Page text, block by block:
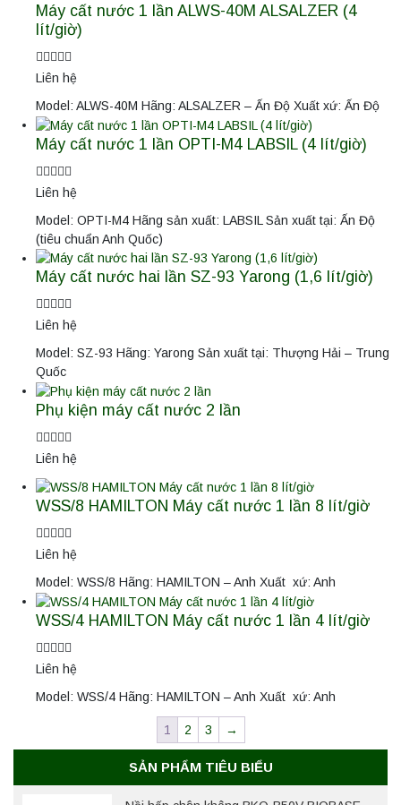
Máy cất nước 1 lần ALWS-40M ALSALZER (4
lít/giờ)
Liên hệ
Model: ALWS-40M Hãng: ALSALZER – Ấn Độ Xuất xứ: Ấn Độ
Máy cất nước 1 lần OPTI-M4 LABSIL (4 lít/giờ)
Liên hệ
Model: OPTI-M4 Hãng sản xuất: LABSIL Sản xuất tại: Ấn Độ
(tiêu chuẩn Anh Quốc)
Máy cất nước hai lần SZ-93 Yarong (1,6 lít/giờ)
Liên hệ
Model: SZ-93 Hãng: Yarong Sản xuất tại: Thượng Hải – Trung
Quốc
Phụ kiện máy cất nước 2 lần
Liên hệ
WSS/8 HAMILTON Máy cất nước 1 lần 8 lít/giờ
Liên hệ
Model: WSS/8 Hãng: HAMILTON – Anh Xuất xứ: Anh
WSS/4 HAMILTON Máy cất nước 1 lần 4 lít/giờ
Liên hệ
Model: WSS/4 Hãng: HAMILTON – Anh Xuất xứ: Anh
1 2 3 →
SẢN PHẨM TIÊU BIỂU